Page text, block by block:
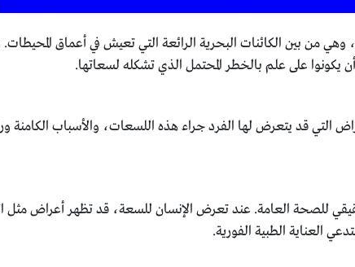
من بين الكائنات البحرية الرائعة التي تعيش في أعماق المحيطات.
يكونوا على علم بالخطر المحتمل الذي تشكله لسعاتها.
قد يتعرض لها الفرد جراء هذه اللسعات، والأسباب الكامنة
للصحة العامة. عند تعرض الإنسان للسعة، قد تظهر أعراض مثل
العناية الطبية الفورية.